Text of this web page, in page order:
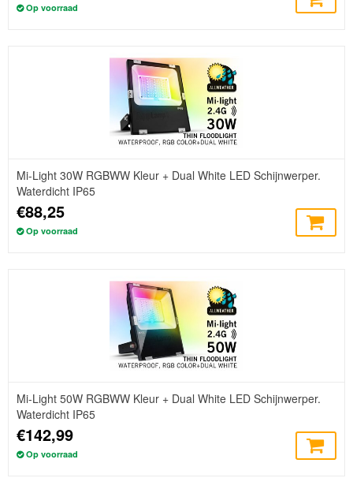
Op voorraad
Mi-Light 30W RGBWW Kleur + Dual White LED Schijnwerper.
Waterdicht IP65
€88,25
Op voorraad
Mi-Light 50W RGBWW Kleur + Dual White LED Schijnwerper.
Waterdicht IP65
€142,99
Op voorraad